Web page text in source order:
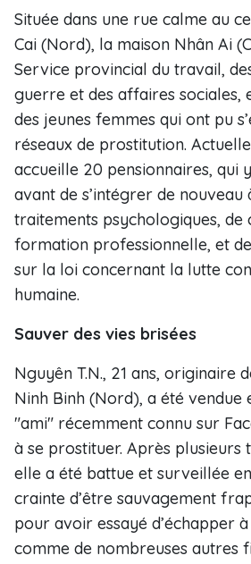
Située dans une rue calme au
Cai (Nord), la maison Nhân Ai
Service provincial du travail,
guerre et des affaires sociales,
des jeunes femmes qui ont pu
réseaux de prostitution.
accueille 20 pensionnaires, qui
avant de s’intégrer de nouveau
traitements psychologiques, de
formation professionnelle, et
sur la loi concernant la lutte
humaine.
Sauver des vies brisées
Nguyên T.N., 21 ans, originaire
Ninh Binh (Nord), a été vendue
"ami" récemment connu sur
à se prostituer. Après plusieurs
elle a été battue et surveillée
crainte d’être sauvagement
pour avoir essayé d’échapper
comme de nombreuses autres